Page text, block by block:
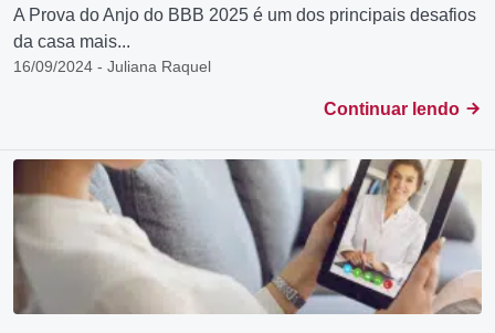
A Prova do Anjo do BBB 2025 é um dos principais desafios
da casa mais...
16/09/2024 - Juliana Raquel
Continuar lendo